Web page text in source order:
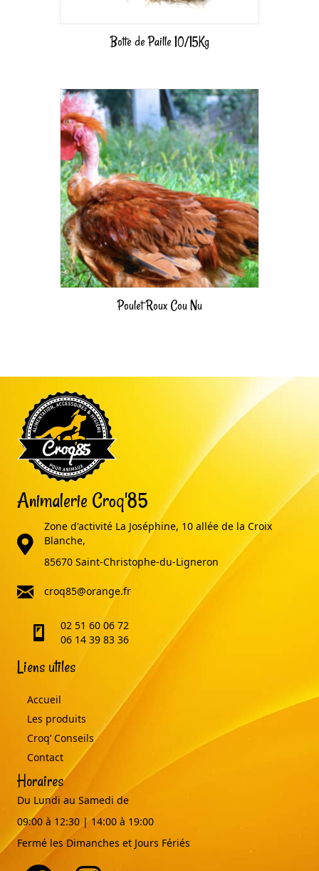
Botte de Paille 10/15Kg
Poulet Roux Cou Nu
Animalerie Croq'85
adresse
Zone d'activité La Joséphine, 10 allée de la Croix
Blanche,
85670 Saint-Christophe-du-Ligneron
email
croq85@orange.fr
telephone02 51 60 06 72
06 14 39 83 36
Liens utiles
Accueil
Les produits
Croq’ Conseils
Contact
Horaires
Du Lundi au Samedi de
09:00 à 12:30 | 14:00 à 19:00
Fermé les Dimanches et Jours Fériés